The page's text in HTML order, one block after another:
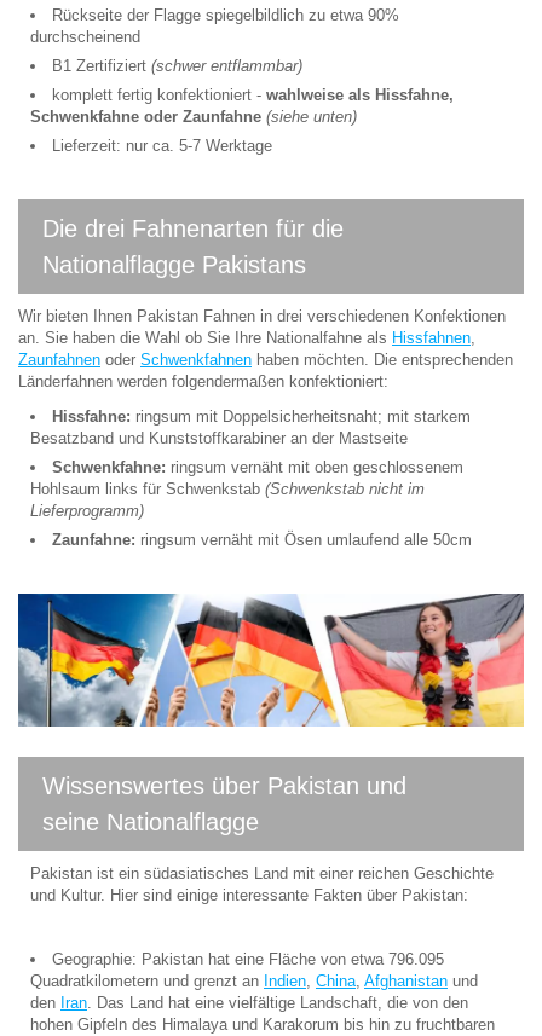
Rückseite der Flagge spiegelbildlich zu etwa 90%
durchscheinend
B1 Zertifiziert (schwer entflammbar)
komplett fertig konfektioniert - wahlweise als Hissfahne,
Schwenkfahne oder Zaunfahne (siehe unten)
Lieferzeit: nur ca. 5-7 Werktage
Die drei Fahnenarten für die
Nationalflagge Pakistans
Wir bieten Ihnen Pakistan Fahnen in drei verschiedenen Konfektionen
an. Sie haben die Wahl ob Sie Ihre Nationalfahne als Hissfahnen,
Zaunfahnen oder Schwenkfahnen haben möchten. Die entsprechenden
Länderfahnen werden folgendermaßen konfektioniert:
Hissfahne: ringsum mit Doppelsicherheitsnaht; mit starkem
Besatzband und Kunststoffkarabiner an der Mastseite
Schwenkfahne: ringsum vernäht mit oben geschlossenem
Hohlsaum links für Schwenkstab (Schwenkstab nicht im
Lieferprogramm)
Zaunfahne: ringsum vernäht mit Ösen umlaufend alle 50cm
Wissenswertes über Pakistan und
seine Nationalflagge
Pakistan ist ein südasiatisches Land mit einer reichen Geschichte
und Kultur. Hier sind einige interessante Fakten über Pakistan:
Geographie: Pakistan hat eine Fläche von etwa 796.095
Quadratkilometern und grenzt an Indien, China, Afghanistan und
den Iran. Das Land hat eine vielfältige Landschaft, die von den
hohen Gipfeln des Himalaya und Karakorum bis hin zu fruchtbaren